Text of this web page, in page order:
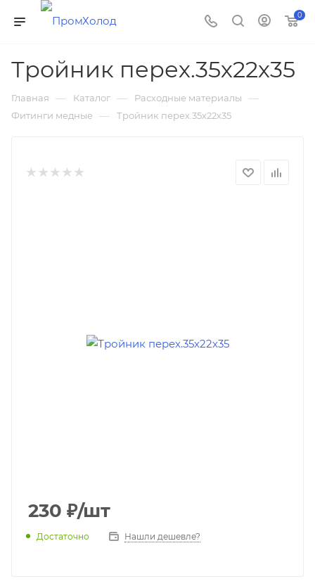
0
Тройник перех.35х22х35
Главная — Каталог — Расходные материалы —
Фитинги медные — Тройник перех.35х22х35
230 ₽/шт
Достаточно Нашли дешевле?